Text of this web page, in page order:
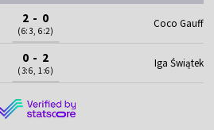
2 - 0
(6:3, 6:2)
Coco Gauff
0 - 2
(3:6, 1:6)
Iga Świątek